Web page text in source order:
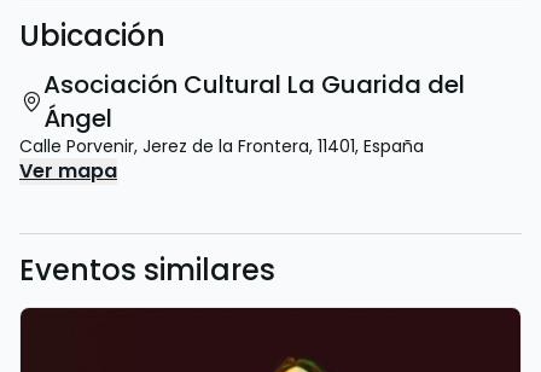
Ubicación
Asociación Cultural La Guarida del
Ángel
Calle Porvenir, Jerez de la Frontera, 11401, España
Ver mapa
Eventos similares